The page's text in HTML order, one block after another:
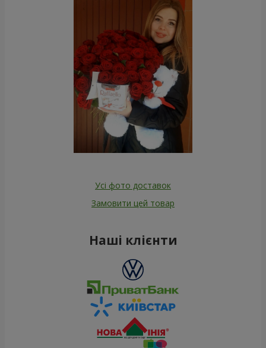
Усі фото доставок
Замовити цей товар
Наші клієнти